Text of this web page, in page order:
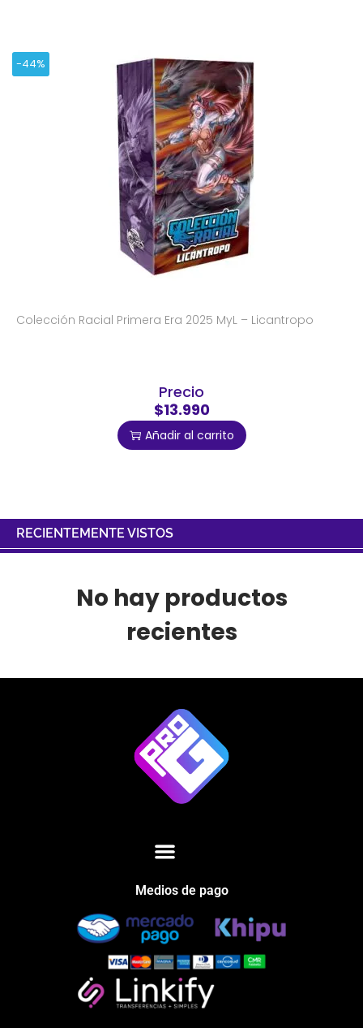
-44%
Colección Racial Primera Era 2025 MyL – Licantropo
Precio
$13.990
Añadir al carrito
RECIENTEMENTE VISTOS
No hay productos
recientes
Medios de pago